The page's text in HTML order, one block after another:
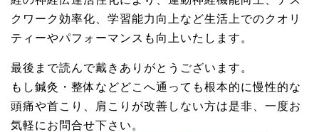
クワーク効率化、学習能力向上など生活上でのクオリ
ティーやパフォーマンスも向上いたします。
最後まで読んで戴きありがとうございます。
もし鍼灸・整体などどこへ通っても根本的に慢性的な
頭痛や首こり、肩こりが改善しない方は是非、一度お
気軽にお問合せ下さい。